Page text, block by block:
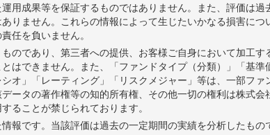
用成果等を保証するものではありません。また、評価は過
りません。これらの情報によって生じたいかなる損害につ
任を負いません。
のであり、第三者への提供、お客様ご自身において加工す
はできません。また、「ファンドタイプ（分類）」「基準
オ」「レーティング」「リスクメジャー」等は、一部ファ
ータの著作権等の知的所有権、その他一切の権利は株式会
ることが禁じられております。
報です。当該評価は過去の一定期間の実績を分析したもの